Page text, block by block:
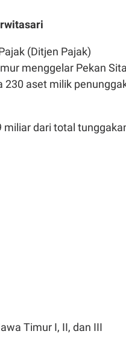
(Ditjen Pajak)
menggelar Pekan Sita
230 aset milik
miliar dari total
Timur I, II, dan III